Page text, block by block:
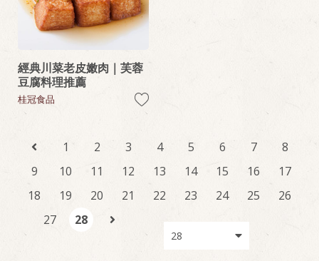
經典川菜老皮嫩肉｜芙蓉
豆腐料理推薦
桂冠食品
1 2 3 4 5 6 7
8
9
10 11 12 13 14 15 16
17
18
19 20 21 22 23 24 25
26
27
28